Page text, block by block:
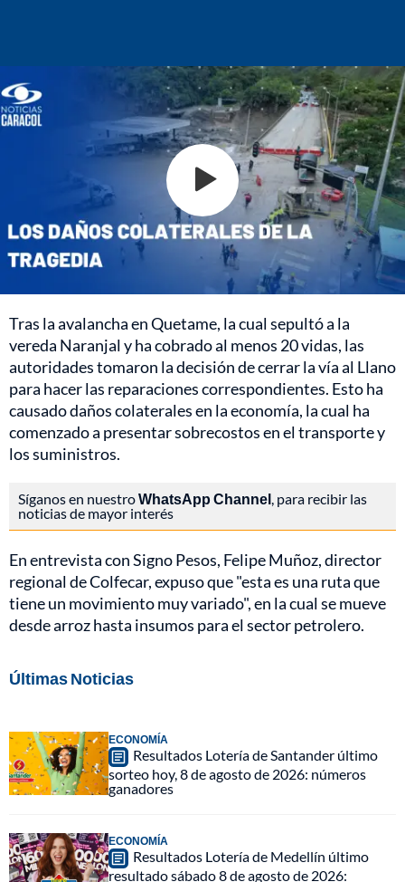
Tras la avalancha en Quetame, la cual sepultó a la
vereda Naranjal y ha cobrado al menos 20 vidas, las
autoridades tomaron la decisión de cerrar la vía al Llano
para hacer las reparaciones correspondientes. Esto ha
causado daños colaterales en la economía, la cual ha
comenzado a presentar sobrecostos en el transporte y
los suministros.
Síganos en nuestroWhatsApp Channel , para recibir las
noticias de mayor interés
En entrevista con Signo Pesos, Felipe Muñoz, director
regional de Colfecar, expuso que "esta es una ruta que
tiene un movimiento muy variado", en la cual se mueve
desde arroz hasta insumos para el sector petrolero.
Últimas Noticias
ECONOMÍA
Resultados Lotería de Santander último
sorteo hoy, 8 de agosto de 2026: números
ganadores
ECONOMÍA
Resultados Lotería de Medellín último
resultado sábado 8 de agosto de 2026: